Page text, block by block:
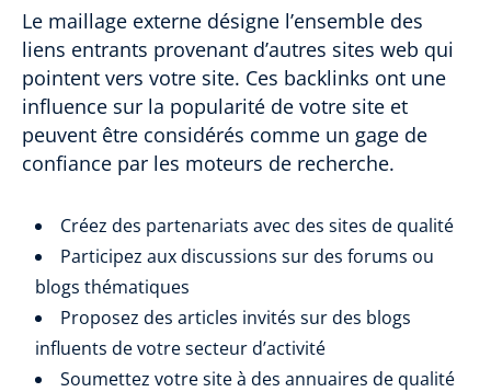
Le maillage externe désigne l’ensemble des
liens entrants provenant d’autres sites web qui
pointent vers votre site. Ces backlinks ont une
influence sur la popularité de votre site et
peuvent être considérés comme un gage de
confiance par les moteurs de recherche.
Créez des partenariats avec des sites de qualité
Participez aux discussions sur des forums ou
blogs thématiques
Proposez des articles invités sur des blogs
influents de votre secteur d’activité
Soumettez votre site à des annuaires de qualité